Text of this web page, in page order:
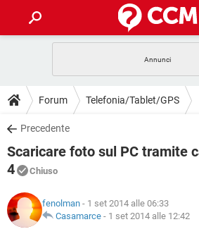
INTRATTENIMENTO ANDROID
iOS
INSTAGRAM
TIKTOK
HARDWARE
GUIDE
COVID-19 GAMING
iOS
TIKTOK
DOWNLOAD
COVID-19
INTRATTENIMENTO
iOS
INSTAGRAM
FORUM
INTRATTENIMENTO ANDROID
GLOSSARIO
COVID-19
Forum Telefonia/Tablet/GPS
Precedente
Scaricare foto sul PC tramite
4
Chiuso
fenolman - 1 set 2014 alle 06:33
Casamarce - 1 set 2014 alle 12:42